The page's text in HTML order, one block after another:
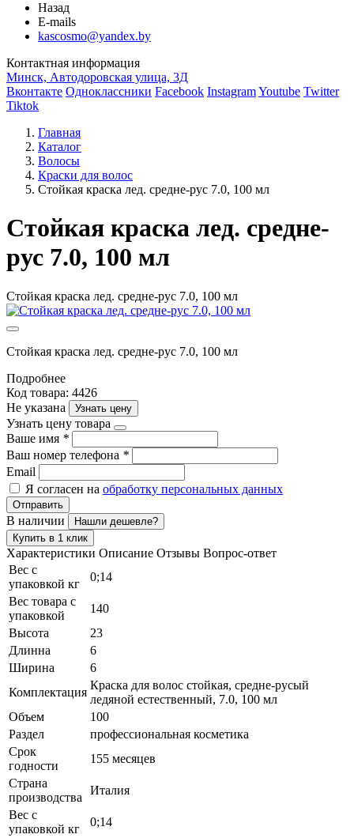
Назад
E-mails
kascosmo@yandex.by
Контактная информация
Минск, Автодоровская улица, 3Д
Вконтакте Одноклассники Facebook InstagramYoutube Twitter
Tiktok
Главная
Каталог
Волосы
Краски для волос
Стойкая краска лед. средне-рус 7.0, 100 мл
Стойкая краска лед. средне-
рус 7.0, 100 мл
Стойкая краска лед. средне-рус 7.0, 100 мл
Стойкая краска лед. средне-рус 7.0, 100 мл
Подробнее
Код товара: 4426
Не указана
Узнать цену
Узнать цену товара
Ваше имя *
Ваш номер телефона *
Email
Я согласен на обработку персональных данных
Отправить
В наличии
Нашли дешевле?
Купить в 1 клик
Характеристики Описание Отзывы Вопрос-ответ
Вес с
упаковкой кг
0;14
Вес товара с
упаковкой
140
Высота
23
Длинна
6
Ширина
6
Комплектация
Краска для волос стойкая, средне-русый
ледяной естественный, 7.0, 100 мл
Объем
100
Раздел
профессиональная косметика
Срок
годности
155 месяцев
Страна
производства
Италия
Вес с
упаковкой кг
0;14